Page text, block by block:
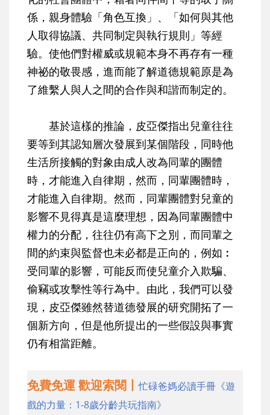
係，親身體驗「角色互換」、「如何與其他
人取得協議、共同制定與執行規則」等經
驗。使他們對權威或規範本身不再存有一種
神祕的敬畏感，進而能了解道德規範原是為
了維繫人與人之間的合作與和諧而制定的。
基於這樣的推論，皮亞傑指出兒童往往
要等到其認知層次發展到某個階段，同時他
生活所接觸的對象由成人改為同輩的團體
時，才能進入自律期，然而，同輩團體時，
才能進入自律期。然而，同輩團體對兒童的
影響不見得真是這麼理想，因為同輩團體中
權力的分配，往往仍有高下之別，而同輩之
間的約束與監督也未必都是正向的，例如︰
受同輩的影響，可能反而使兒童介入欺騙、
偷竊或攻擊性等行為中。由此，我們可以發
現，皮亞傑雖然替道德發展的研究開拓了一
個新方向，但是他所提出的一些假設與事實
仍有相當距離。
免費免運 歡迎索閱丨忙碌爸媽必讀手冊《遊
戲的力量：1-8歲分齡共玩指南》